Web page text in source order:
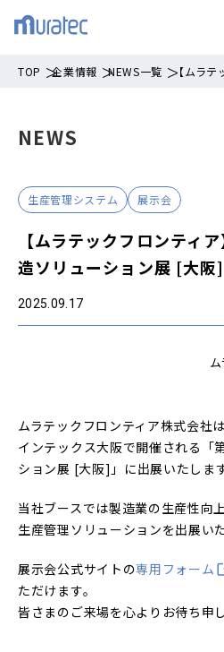
TOP 企業情報 NEWS一覧 【ムラテ
NEWS
生産管理システム 展示会
【ムラテックフロンティ
造ソリューション展 [大
2025.09.17
ムラテックフロンティア株式会社
インテックス大阪で開催される「
ション展 [大阪]」に出展いたします
当社ブースでは製造業の生産性向
生産管理ソリューションを出展い
展示会公式サイトの専用フォーム
ただけます。
皆さまのご来場を心よりお待ち申